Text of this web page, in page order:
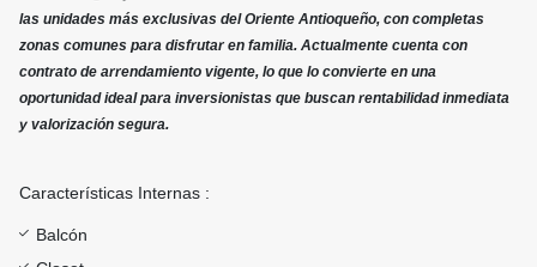
las unidades más exclusivas del Oriente Antioqueño, con completas
zonas comunes para disfrutar en familia. Actualmente cuenta con
contrato de arrendamiento vigente, lo que lo convierte en una
oportunidad ideal para inversionistas que buscan rentabilidad inmediata
y valorización segura.
Características Internas :
Balcón